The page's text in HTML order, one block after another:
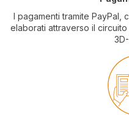
I pagamenti tramite
elaborati attraverso il